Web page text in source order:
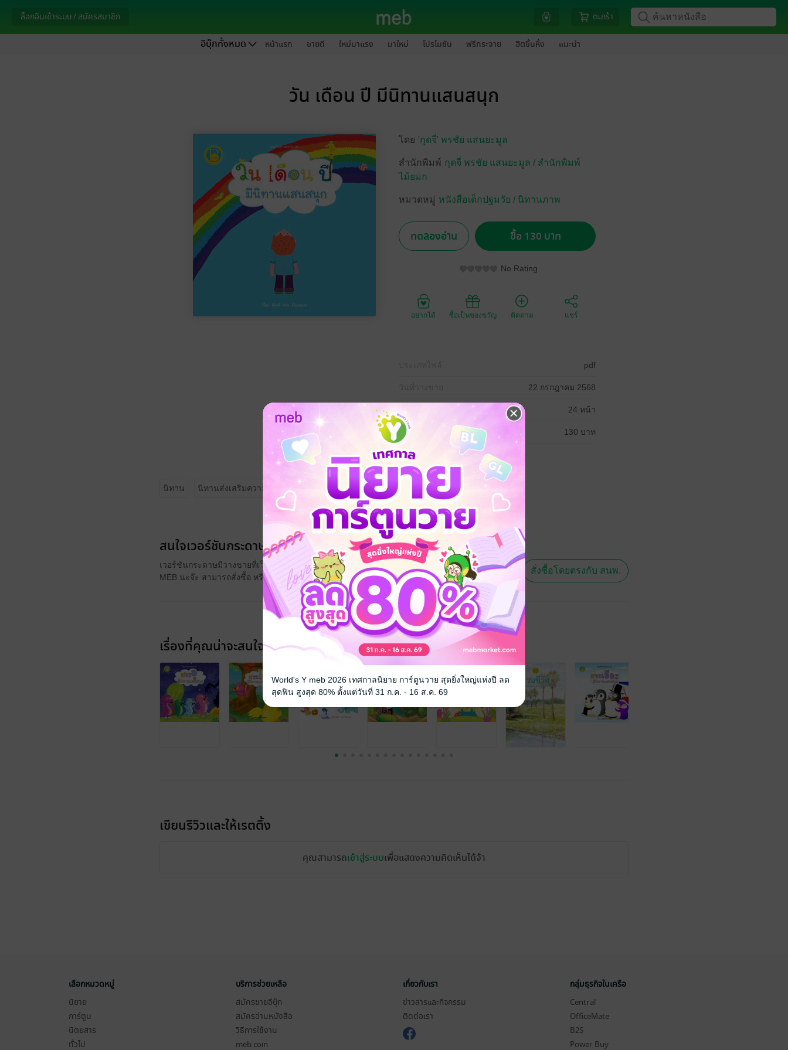
ล็อกอินเข้าระบบ / สมัครสมาชิก ตะกร้า
อีบุ๊กทั้งหมด หน้าแรก ขายดี ใหม่มาแรง มาใหม่ โปรโมชัน ฟรีกระจาย ฮิตขึ้นหิ้ง แนะนำ
วัน เดือน ปี มีนิทานแสนสนุก
โดย 'กุดจี่' พรชัย แสนยะมูล
สำนักพิมพ์ กุดจี่ พรชัย แสนยะมูล / สำนักพิมพ์
ไม้ยมก
หมวดหมู่ หนังสือเด็กปฐมวัย / นิทานภาพ
ทดลองอ่าน ซื้อ 130 บาท
No Rating
อยากได้ ซื้อเป็นของขวัญ ติดตาม แชร์
pdf
22 กรกฎาคม 2568
ความยาว 24 หน้า
ราคาปก 130 บาท
นิทาน นิทานส่งเสริมความรู้ หนังสือภาพ
สนใจเวอร์ชันกระดาษ เชิญทางนี้!
เวอร์ชันกระดาษมีวางขายที่เว็บไซต์สำนักพิมพ์ จะไม่มีขายโดย
MEB นะจ๊ะ สามารถสั่งซื้อ หรือติดต่อคนขายโดยตรงเลยจ้ะ
สั่งซื้อโดยตรงกับ สนพ.
เรื่องที่คุณน่าจะสนใจ
เขียนรีวิวและให้เรตติ้ง
คุณสามารถเข้าสู่ระบบเพื่อแสดงความคิดเห็นได้จ้า
เลือกหมวดหมู่
นิยาย
การ์ตูน
นิตยสาร
ทั่วไป
บริการช่วยเหลือ
สมัครขายอีบุ๊ก
สมัครอ่านหนังสือ
วิธีการใช้งาน
meb coin
เกี่ยวกับเรา
ข่าวสารและกิจกรรม
ติดต่อเรา
กลุ่มธุรกิจในเครือ
Central
OfficeMate
B2S
Power Buy
World's Y meb 2026 เทศกาลนิยาย การ์ตูนวาย สุดยิ่งใหญ่แห่งปี ลด
สุดฟิน สูงสุด 80% ตั้งแต่วันที่ 31 ก.ค. - 16 ส.ค. 69